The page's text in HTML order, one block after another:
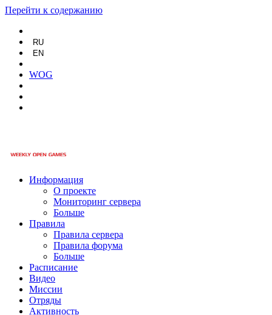
Перейти к содержанию
RU
EN
WOG
Информация
О проекте
Мониторинг сервера
Больше
Правила
Правила сервера
Правила форума
Больше
Расписание
Видео
Миссии
Отряды
Активность